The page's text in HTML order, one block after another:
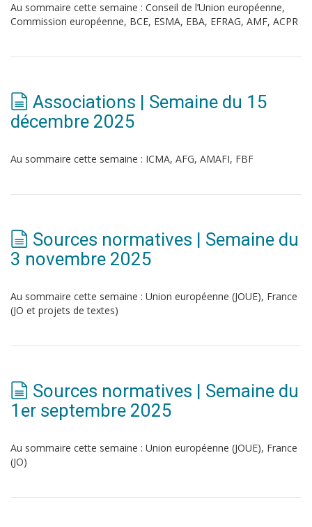
Au sommaire cette semaine : Conseil de l’Union européenne,
Commission européenne, BCE, ESMA, EBA, EFRAG, AMF, ACPR
Associations | Semaine du 15
décembre 2025
Au sommaire cette semaine : ICMA, AFG, AMAFI, FBF
Sources normatives | Semaine du
3 novembre 2025
Au sommaire cette semaine : Union européenne (JOUE), France
(JO et projets de textes)
Sources normatives | Semaine du
1er septembre 2025
Au sommaire cette semaine : Union européenne (JOUE), France
(JO)